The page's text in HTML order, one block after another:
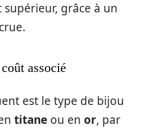
grâce à un
associé
est le type de bijou
titane ou en or, par